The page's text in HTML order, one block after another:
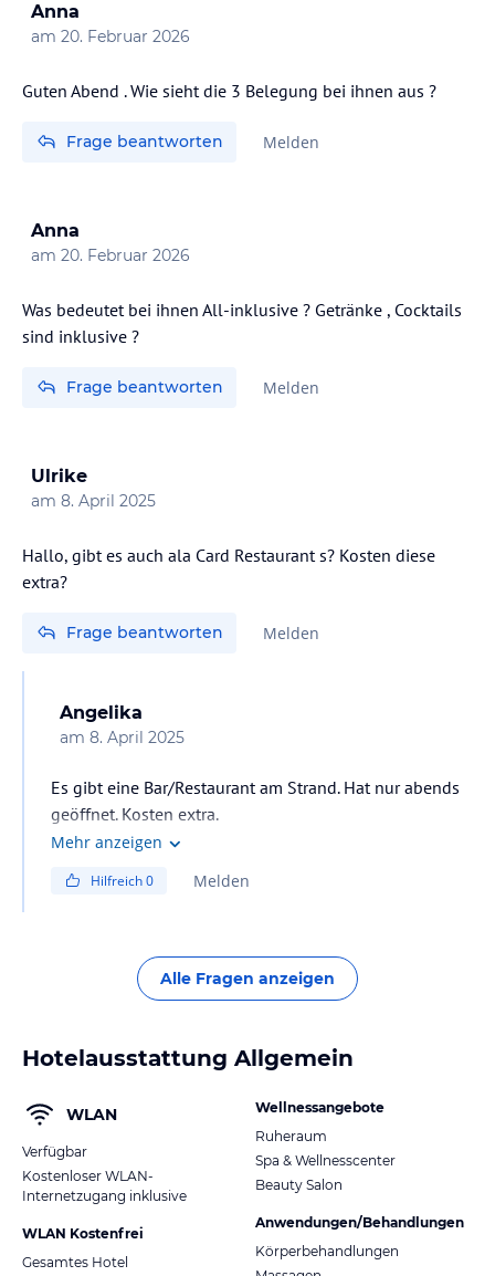
Anna
am 20. Februar 2026
Guten Abend . Wie sieht die 3 Belegung bei ihnen aus ?
Frage beantworten Melden
Anna
am 20. Februar 2026
Was bedeutet bei ihnen All-inklusive ? Getränke , Cocktails
sind inklusive ?
Frage beantworten Melden
Ulrike
am 8. April 2025
Hallo, gibt es auch ala Card Restaurant s? Kosten diese
extra?
Frage beantworten Melden
Angelika
am 8. April 2025
Es gibt eine Bar/Restaurant am Strand. Hat nur abends
geöffnet. Kosten extra.
Mehr anzeigen
Hilfreich0 Melden
Alle Fragen anzeigen
Hotelausstattung Allgemein
WLAN
Verfügbar
Kostenloser WLAN-
Internetzugang inklusive
WLAN Kostenfrei
Gesamtes Hotel
Wellnessangebote
Ruheraum
Spa & Wellnesscenter
Beauty Salon
Anwendungen/Behandlungen
Körperbehandlungen